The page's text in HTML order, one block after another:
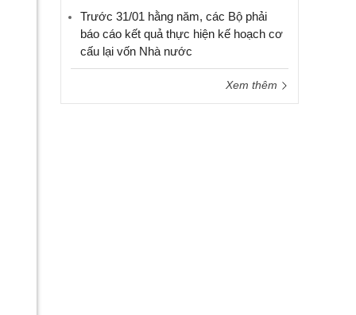
Trước 31/01 hằng năm, các Bộ phải
báo cáo kết quả thực hiện kế hoạch cơ
cấu lại vốn Nhà nước
Xem thêm